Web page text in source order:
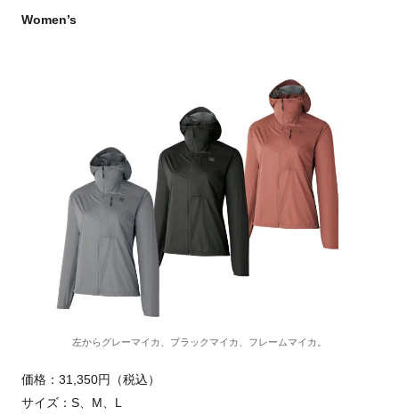
Women’s
左からグレーマイカ、ブラックマイカ、フレームマイカ。
価格：31,350円（税込）
サイズ：S、M、L